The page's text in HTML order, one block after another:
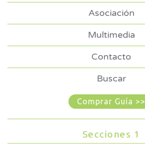
Asociación
Multimedia
Contacto
Buscar
Comprar Guía >>
Secciones 1